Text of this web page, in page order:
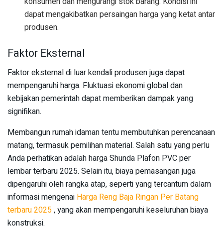
dapat mengakibatkan persaingan harga yang ketat antar
produsen.
Faktor Eksternal
Faktor eksternal di luar kendali produsen juga dapat
mempengaruhi harga. Fluktuasi ekonomi global dan
kebijakan pemerintah dapat memberikan dampak yang
signifikan.
Membangun rumah idaman tentu membutuhkan perencanaan
matang, termasuk pemilihan material. Salah satu yang perlu
Anda perhatikan adalah harga Shunda Plafon PVC per
lembar terbaru 2025. Selain itu, biaya pemasangan juga
dipengaruhi oleh rangka atap, seperti yang tercantum dalam
informasi mengenai Harga Reng Baja Ringan Per Batang
terbaru 2025, yang akan mempengaruhi keseluruhan biaya
konstruksi.